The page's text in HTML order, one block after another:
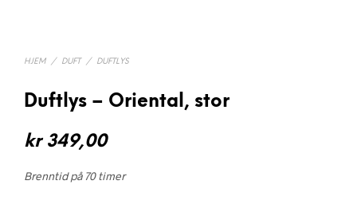
HJEM / DUFT / DUFTLYS
Duftlys – Oriental, stor
kr349,00
Brenntid på 70 timer